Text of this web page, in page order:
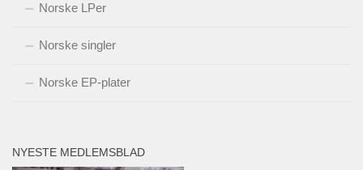
Norske LPer
Norske singler
Norske EP-plater
NYESTE MEDLEMSBLAD